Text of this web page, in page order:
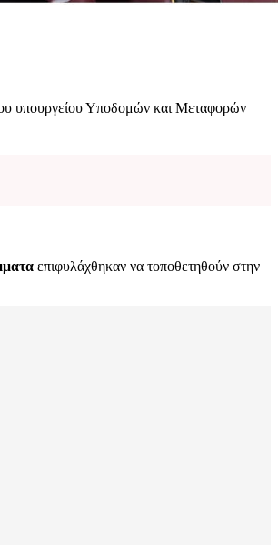
υπουργείου Υποδομών και Μεταφορών
επιφυλάχθηκαν να τοποθετηθούν στην